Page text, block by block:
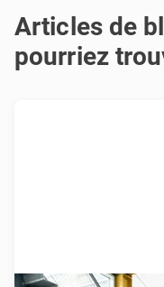
Articles de
pourriez